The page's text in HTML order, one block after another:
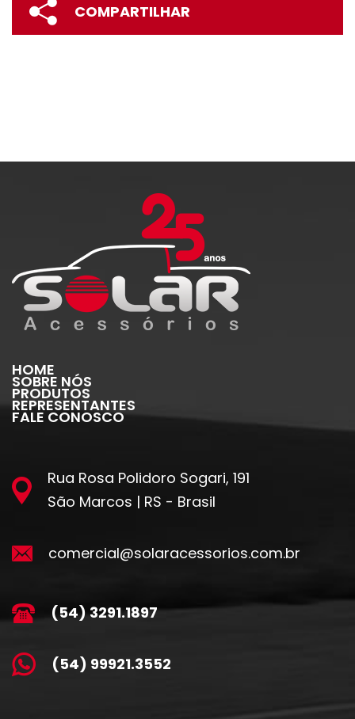
COMPARTILHAR
HOME
SOBRE NÓS
PRODUTOS
REPRESENTANTES
FALE CONOSCO
Rua Rosa Polidoro Sogari, 191
São Marcos | RS - Brasil
comercial@solaracessorios.com.br
(54) 3291.1897
(54) 99921.3552